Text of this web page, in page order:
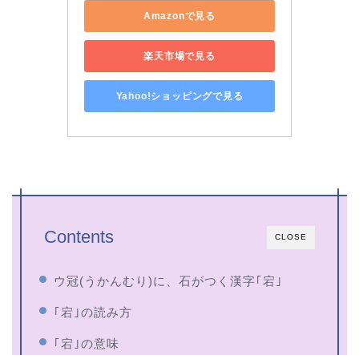
Amazonで見る
楽天市場で見る
Yahoo!ショッピングで見る
CLOSE
Contents
ウ冠(うかんむり)に、石がつく漢字｢宕｣
｢宕｣の読み方
｢宕｣の意味